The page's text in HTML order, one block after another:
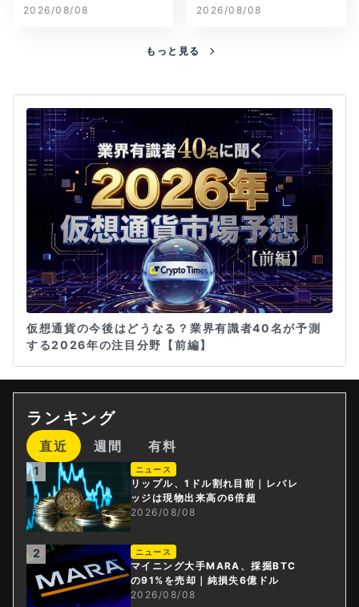
2026/08/08 2026/08/08
もっと見る
仮想通貨の今後はどうなる？業界有識者40名が予測
する2026年の注目分野【前編】
ランキング
直近 週間 有料
1 ニュース
リップル、1ドル割れ目前｜レバレ
ッジは現物出来高の6倍超
2026/08/08
2 ニュース
マイニング大手MARA、採掘BTC
の91%を売却｜純損失6億ドル
2026/08/08